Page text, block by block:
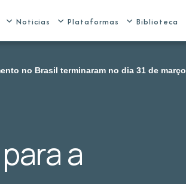
Noticias Plataformas Biblioteca
no Brasil terminaram no dia 31 de março
a